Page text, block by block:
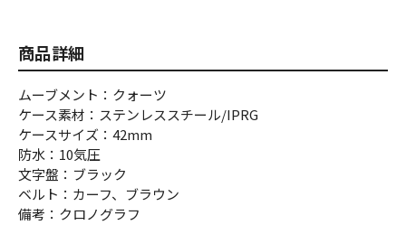
商品詳細
ムーブメント：クォーツ
ケース素材：ステンレススチール/IPRG
ケースサイズ：42mm
防水：10気圧
文字盤：ブラック
ベルト：カーフ、ブラウン
備考：クロノグラフ